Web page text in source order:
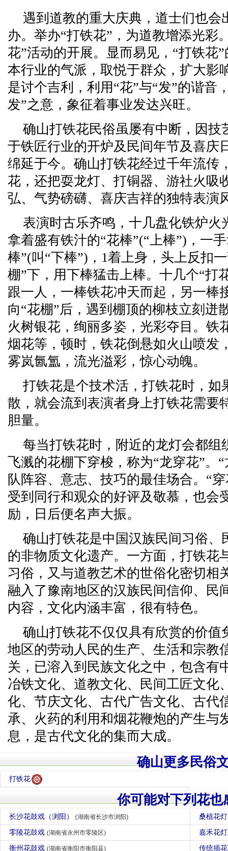
遇到道教的重大庆典，道士们也会
办。举办“打铁花”，为道教增添光彩
花”活动的开展。显而易见，“打铁花
本行业的气派，取悦于群众，扩大影
是讨个吉利，利用“花”与“发”的谐音
发”之意，象征着事业发达兴旺。
确山打铁花民俗虽屡有中断，因技
于铁匠行业的开炉及民间年节及喜庆
绵延于今。确山打铁花经过千年流传
花，还把耍龙灯、打铜器、游社火吸
弘、气势磅礴、喜庆吉祥的独特表演
表演时古乐齐鸣，十几盘化铁炉火
拿着盛有铁汁的“花棒”(“上棒”)，一
棒”(叫“下棒”)，1着上身，头上反扣
棚”下，用下棒猛击上棒。十几个“打
跟一人，一棒铁花冲天而起，另一棒
向“花棚”后，遇到棚顶的柳枝立刻迸
火树银花，绚丽多姿，光彩夺目。铁
烟花等，顿时，铁花倒悬如火山喷发
雾岚氤氲，流光溢彩，惊心动魄。
打铁花是个技术活，打铁花时，如
散，就会流到表演者身上打铁花需要
胆量。
每当打铁花时，附近的龙灯会都组
飞溅的花棚下穿梭，称为“龙穿花”。
队阵容、意志、技巧的最佳场合。“
受到同行和观众的好评及敬慕，也会
励，日后便名声大振。
确山打铁花是中国汉族民间习俗、
的非物质文化遗产。一方面，打铁花
习俗，又与道教艺术的世俗化密切相
融入了豫南地区的汉族民间信仰、民
内容，文化内涵丰富，很有特色。
确山打铁花不仅仅具有欣赏的价值
地区的劳动人民的生产、生活和宗教
关，已溶入到民族文化之中，包含有
冶铁文化、道教文化、民间工匠文化
化、节庆文化、古代广告文化、古代
承、火药的利用和烟花鞭炮的产生与
息，是古代文化的集而大成。
确山更多民俗
打铁花
你可能对下列花也
长沙花鼓戏（浏阳） (湖南省长沙市浏阳) 桑植花
零陵花鼓戏 (湖南省永州市零陵区) 嘉禾花
衡州花鼓戏 (湖南省衡阳市衡阳县) 传统插